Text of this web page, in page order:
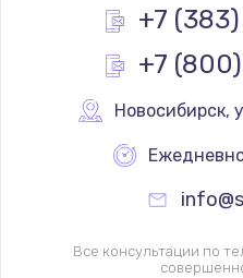
+7
+7
Новосибирск,
Все консультации по